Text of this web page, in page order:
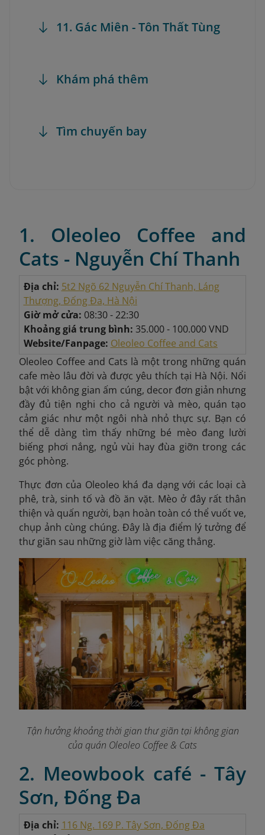
11. Gác Miên - Tôn Thất Tùng
Khám phá thêm
Tìm chuyến bay
1. Oleoleo Coffee and
Cats - Nguyễn Chí Thanh
Địa chỉ: 5t2 Ngõ 62 Nguyễn Chí Thanh, Láng
Thượng, Đống Đa, Hà Nội
Giờ mở cửa: 08:30 - 22:30
Khoảng giá trung bình: 35.000 - 100.000 VND
Website/Fanpage: Oleoleo Coffee and Cats
Oleoleo Coffee and Cats là một trong những quán
cafe mèo lâu đời và được yêu thích tại Hà Nội. Nổi
bật với không gian ấm cúng, decor đơn giản nhưng
đầy đủ tiện nghi cho cả người và mèo, quán tạo
cảm giác như một ngôi nhà nhỏ thực sự. Bạn có
thể dễ dàng tìm thấy những bé mèo đang lười
biếng phơi nắng, ngủ vùi hay đùa giỡn trong các
góc phòng.
Thực đơn của Oleoleo khá đa dạng với các loại cà
phê, trà, sinh tố và đồ ăn vặt. Mèo ở đây rất thân
thiện và quấn người, bạn hoàn toàn có thể vuốt ve,
chụp ảnh cùng chúng. Đây là địa điểm lý tưởng để
thư giãn sau những giờ làm việc căng thẳng.
Tận hưởng khoảng thời gian thư giãn tại không gian
của quán Oleoleo Coffee & Cats
2. Meowbook café - Tây
Sơn, Đống Đa
Địa chỉ: 116 Ng. 169 P. Tây Sơn, Đống Đa